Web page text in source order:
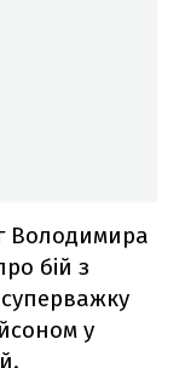
Володимира
бій з
у